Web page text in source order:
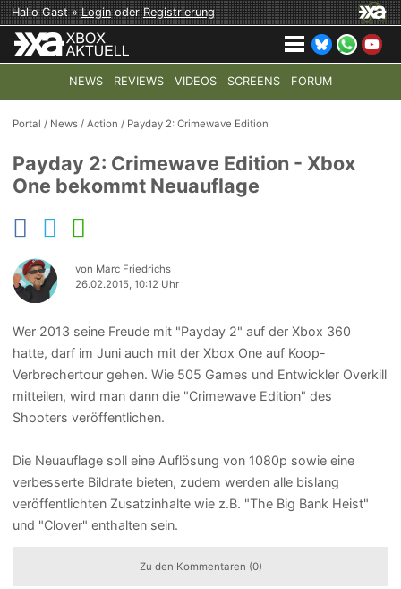
Hallo Gast »LoginoderRegistrierung
NEWS REVIEWS VIDEOS SCREENS FORUM
TOP-THEMEN: COD: MODERN WARFARE 4 HALO:
Portal / News /Action / Payday 2: Crimewave Edition
Payday 2: Crimewave Edition - Xbox
One bekommt Neuauflage
von Marc Friedrichs
26.02.2015, 10:12 Uhr
Wer 2013 seine Freude mit "Payday 2" auf der Xbox 360
hatte, darf im Juni auch mit der Xbox One auf Koop-
Verbrechertour gehen. Wie 505 Games und Entwickler Overkill
mitteilen, wird man dann die "Crimewave Edition" des
Shooters veröffentlichen.
Die Neuauflage soll eine Auflösung von 1080p sowie eine
verbesserte Bildrate bieten, zudem werden alle bislang
veröffentlichten Zusatzinhalte wie z.B. "The Big Bank Heist"
und "Clover" enthalten sein.
Zu den Kommentaren (0)